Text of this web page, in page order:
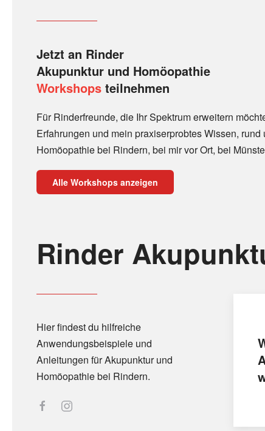
Jetzt an Rinder
Akupunktur und Homöopathie
Workshops teilnehmen
Für Rinderfreunde, die Ihr Spektrum erweitern
Erfahrungen und mein praxiserprobtes Wissen,
Homöopathie bei Rindern, bei mir vor Ort, bei
Alle Workshops anzeigen
Rinder
Hier findest du hilfreiche
Anwendungsbeispiele und
Anleitungen für Akupunktur und
Homöopathie bei Rindern.